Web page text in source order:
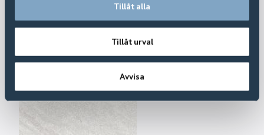
Tillåt alla
Tillåt urval
Avvisa